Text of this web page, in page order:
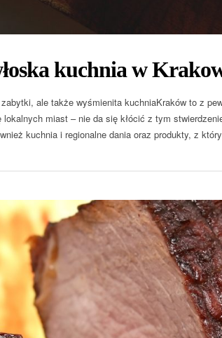
kuchnia w
ale także wyśmienita kuchniaKraków to z
miast – nie da się kłócić z tym
kuchnia i regionalne dania oraz produkty, z